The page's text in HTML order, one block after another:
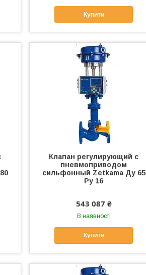
Купити
Клапан регулирующий с
пневмоприводом
сильфонный Zetkama Ду 65
Ру 16
543 087 ₴
В наявності
Купити